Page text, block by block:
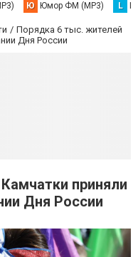
Ю Юмор ФМ (MP3) L
Порядка 6 тыс. жителей
Дня России
приняли
Дня России